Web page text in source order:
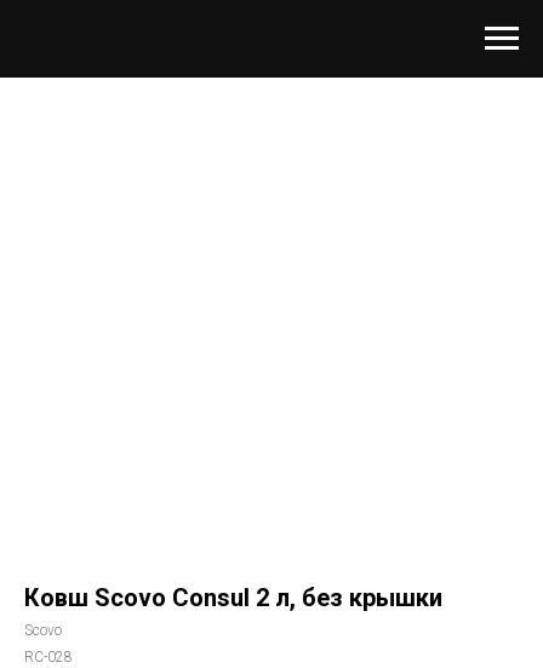
Ковш Scovo Consul 2 л, без крышки
Scovo
RC-028